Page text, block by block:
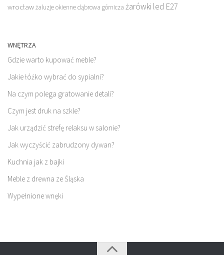
wrocławżaluzje okienne dąbrowa górnicza żarówki led E27
WNĘTRZA
Gdzie warto kupować meble?
Jakie łóżko wybrać do sypialni?
Na czym polega gratowanie detali?
Czym jest druk na szkle?
Jak urządzić strefę relaksu w salonie?
Jak wyczyścić zabrudzony dywan?
Kuchnia jak z bajki
Meble z drewna ze Śląska
Wypełnione wnęki